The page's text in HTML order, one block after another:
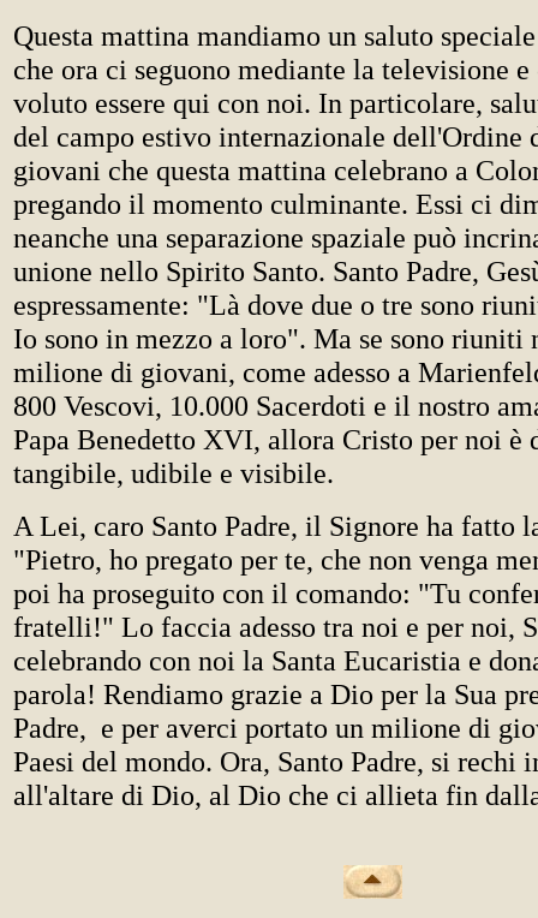
Questa mattina mandiamo un saluto
che ora ci seguono mediante la televisione e
voluto essere qui con noi. In particolare,
del campo estivo internazionale dell'Ordine
giovani che questa mattina celebrano a
pregando il momento culminante. Essi ci
neanche una separazione spaziale può
unione nello Spirito Santo. Santo Padre,
espressamente: "Là dove due o tre sono
Io sono in mezzo a loro". Ma se sono riuniti
milione di giovani, come adesso a
800 Vescovi, 10.000 Sacerdoti e il nostro
Papa Benedetto XVI, allora Cristo per noi è
tangibile, udibile e visibile.
A Lei, caro Santo Padre, il Signore ha fatto
"Pietro, ho pregato per te, che non venga
poi ha proseguito con il comando: "Tu
fratelli!" Lo faccia adesso tra noi e per noi,
celebrando con noi la Santa Eucaristia e
parola! Rendiamo grazie a Dio per la Sua
Padre, e per averci portato un milione di
Paesi del mondo. Ora, Santo Padre, si rechi
all'altare di Dio, al Dio che ci allieta fin